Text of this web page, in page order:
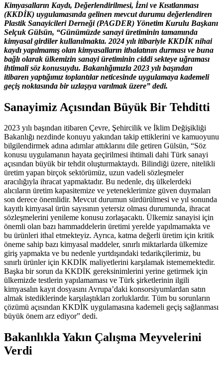
Kimyasalların Kaydı, Değerlendirilmesi, İzni ve Kısıtlanması
(KKDİK) uygulamasında gelinen mevcut durumu değerlendiren
Plastik Sanayicileri Derneği (PAGDER) Yönetim Kurulu Başkanı
Selçuk Gülsün, “Günümüzde sanayi üretiminin tamamında
kimyasal girdiler kullanılmakta. 2024 yılı itibariyle KKDİK nihai
kaydı yapılmamış olan kimyasalların ithalatının durması ve buna
bağlı olarak ülkemizin sanayi üretiminin ciddi sekteye uğraması
ihtimali söz konusuydu. Bakanlığımızla 2023 yılı başından
itibaren yaptığımız toplantılar neticesinde uygulamaya kademeli
geçiş noktasında bir uzlaşıya varılmak üzere” dedi.
Sanayimiz Açısından Büyük Bir Tehditti
2023 yılı başından itibaren Çevre, Şehircilik ve İklim Değişikliği
Bakanlığı nezdinde konuyu yakından takip ettiklerini ve kamuoyunu
bilgilendirmek adına adımlar attıklarını dile getiren Gülsün, “Söz
konusu uygulamanın hayata geçirilmesi ihtimali dahi Türk sanayi
açısından büyük bir tehdit oluşturmaktaydı. Bilindiği üzere, nitelikli
üretim yapan birçok sektörümüz, uzun vadeli sözleşmeler
aracılığıyla ihracat yapmaktadır. Bu nedenle, dış ülkelerdeki
alıcıların üretim kapasitemize ve yeteneklerimize güven duymaları
son derece önemlidir. Mevcut durumun sürdürülmesi ve yıl sonunda
kayıtlı kimyasal ürün sayısının yetersiz olması durumunda, ihracat
sözleşmelerini yenileme konusu zorlaşacaktı. Ülkemiz sanayisi için
önemli olan bazı hammaddelerin üretimi yerelde yapılmamakta ve
bu ürünleri ithal etmekteyiz. Ayrıca, katma değerli üretim için kritik
öneme sahip bazı kimyasal maddeler, sınırlı miktarlarda ülkemize
giriş yapmakta ve bu nedenle yurtdışındaki tedarikçilerimiz, bu
sınırlı ürünler için KKDİK maliyetlerini karşılamak istememektedir.
Başka bir sorun da KKDİK gereksinimlerini yerine getirmek için
ülkemizde testlerin yapılamaması ve Türk şirketlerinin ilgili
kimyasalın kayıt dosyasını Avrupa’daki konsorsiyumlardan satın
almak istediklerinde karşılaştıkları zorluklardır. Tüm bu sorunların
çözümü açısından KKDİK uygulamasına kademeli geçiş sağlanması
büyük önem arz ediyor” dedi.
Bakanlıkla Yakın Çalışma Meyvelerini
Verdi